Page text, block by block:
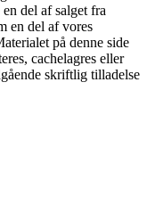
del af salget fra
en del af vores
på denne side
cachelagres eller
skriftlig tilladelse